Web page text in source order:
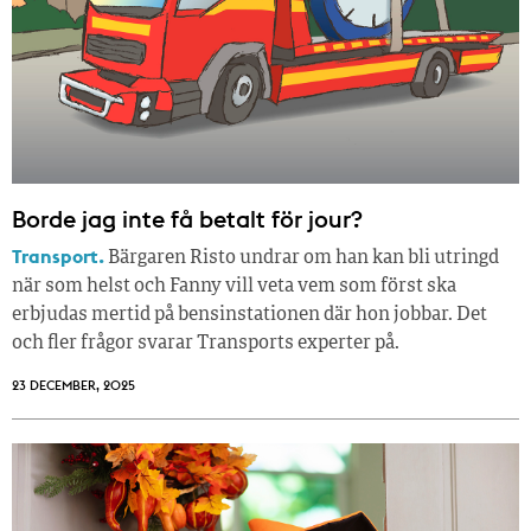
Borde jag inte få betalt för jour?
Transport. Bärgaren Risto undrar om han kan bli utringd
när som helst och Fanny vill veta vem som först ska
erbjudas mertid på bensinstationen där hon jobbar. Det
och fler frågor svarar Transports experter på.
23 DECEMBER, 2025